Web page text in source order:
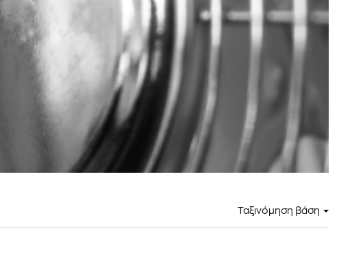
Ταξινόμηση βάση